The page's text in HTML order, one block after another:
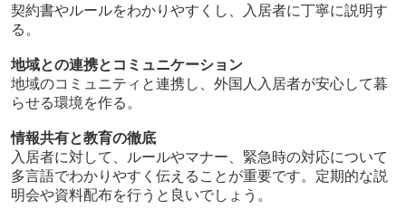
契約書やルールをわかりやすくし、入居者に丁寧に説明す
る。
地域との連携とコミュニケーション
地域のコミュニティと連携し、外国人入居者が安心して暮
らせる環境を作る。
情報共有と教育の徹底
入居者に対して、ルールやマナー、緊急時の対応について
多言語でわかりやすく伝えることが重要です。定期的な説
明会や資料配布を行うと良いでしょう。